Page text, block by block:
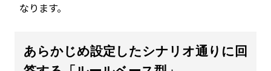
なります。
あらかじめ設定したシナリオ通りに回